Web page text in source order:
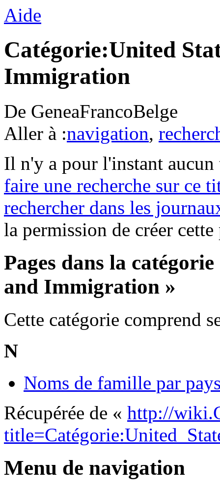
Aide
Catégorie:United
Immigration
De GeneaFrancoBelge
Aller à :navigation,
Il n'y a pour l'instant aucun
faire une recherche sur ce
rechercher dans les
la permission de créer cette
Pages dans la
and Immigration »
Cette catégorie comprend
N
Noms de famille par
Récupérée de « http://
Menu de navigation